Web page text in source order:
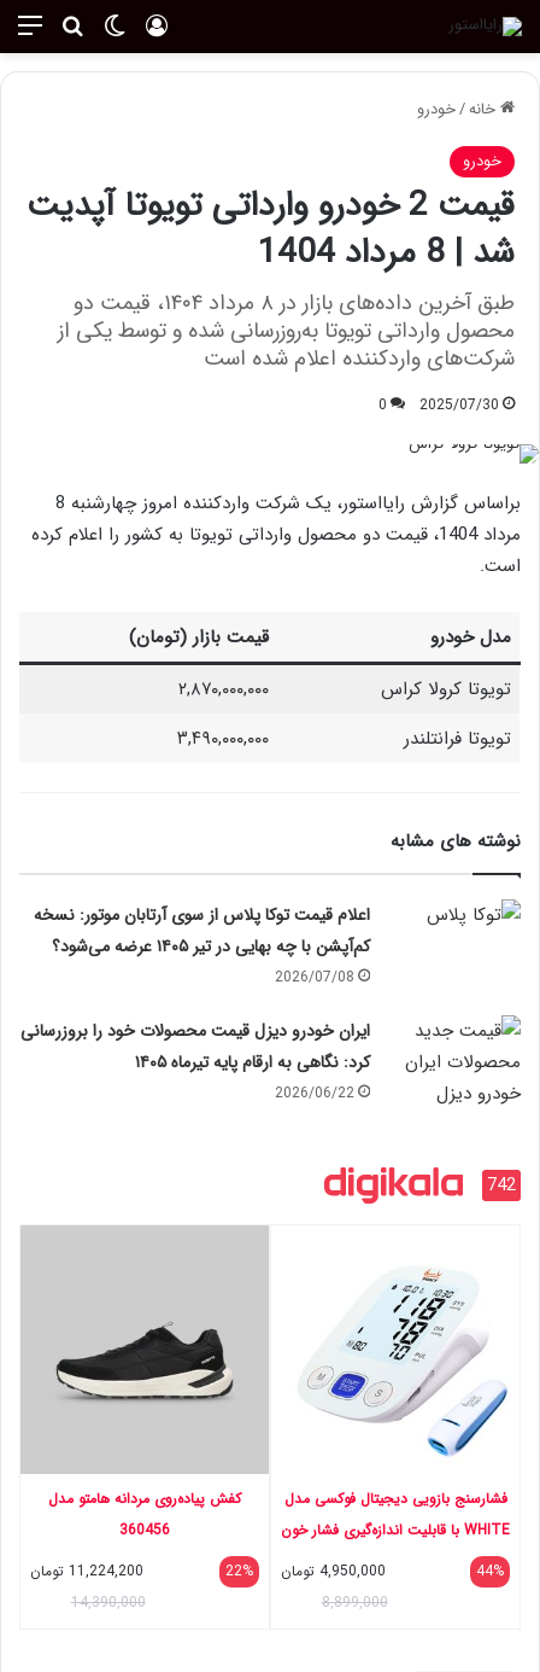
تغییر پوسته ورود
خانه/خودرو
خودرو
قیمت 2 خودرو وارداتی تویوتا آپدیت
شد | 8 مرداد 1404
طبق آخرین داده‌های بازار در ۸ مرداد ۱۴۰۴، قیمت دو
محصول وارداتی تویوتا به‌روزرسانی شده و توسط یکی از
شرکت‌های واردکننده اعلام شده است
2025/07/30
0
براساس گزارش رایااستور، یک شرکت واردکننده امروز چهارشنبه 8
مرداد 1404، قیمت دو محصول وارداتی تویوتا به کشور را اعلام کرده
است.
مدل خودرو
قیمت بازار (تومان)
تویوتا کرولا کراس
۲,۸۷۰,۰۰۰,۰۰۰
تویوتا فرانتلندر
۳,۴۹۰,۰۰۰,۰۰۰
نوشته های مشابه
اعلام قیمت توکا پلاس از سوی آرتابان موتور: نسخه
کم‌آپشن با چه بهایی در تیر ۱۴۰۵ عرضه می‌شود؟
2026/07/08
ایران خودرو دیزل قیمت محصولات خود را بروزرسانی
کرد: نگاهی به ارقام پایه تیرماه ۱۴۰۵
2026/06/22
742
فشارسنج بازویی دیجیتال فوکسی مدل
WHITE با قابلیت اندازه‌گیری فشار خون
و ضربان قلب، حافظه بالای 99 رکورد،
پشتیبانی دو کاربره، تشخیص آریتمی،
44%
4,950,000 تومان
8,899,000
کفش پیاده‌روی مردانه هامتو مدل
360456
22%
11,224,200 تومان
14,390,000